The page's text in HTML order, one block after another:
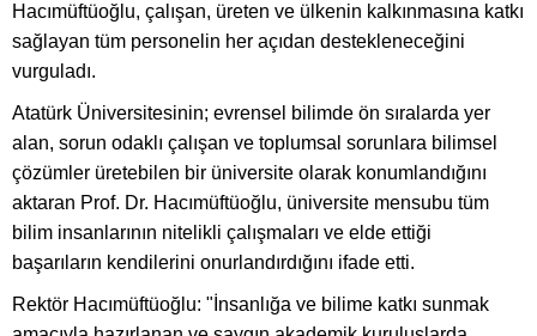
Hacımüftüoğlu, çalışan, üreten ve ülkenin kalkınmasına katkı
sağlayan tüm personelin her açıdan destekleneceğini
vurguladı.
Atatürk Üniversitesinin; evrensel bilimde ön sıralarda yer
alan, sorun odaklı çalışan ve toplumsal sorunlara bilimsel
çözümler üretebilen bir üniversite olarak konumlandığını
aktaran Prof. Dr. Hacımüftüoğlu, üniversite mensubu tüm
bilim insanlarının nitelikli çalışmaları ve elde ettiği
başarıların kendilerini onurlandırdığını ifade etti.
Rektör Hacımüftüoğlu: "İnsanlığa ve bilime katkı sunmak